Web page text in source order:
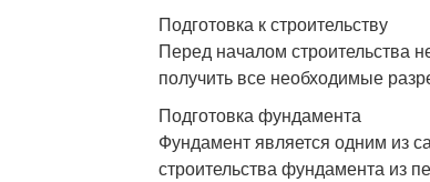
Подготовка к строительству
Перед началом строительства
получить все необходимые
Подготовка фундамента
Фундамент является одним из
строительства фундамента из